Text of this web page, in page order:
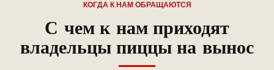
КОГДА К НАМ ОБРАЩАЮТСЯ
С чем к нам приходят
владельцы пиццы на вынос